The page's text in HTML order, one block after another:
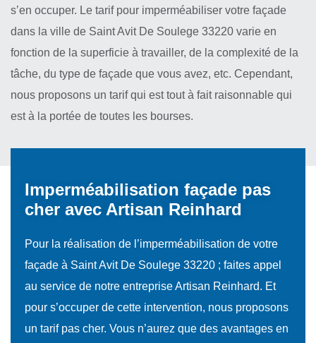
s’en occuper. Le tarif pour imperméabiliser votre façade
dans la ville de Saint Avit De Soulege 33220 varie en
fonction de la superficie à travailler, de la complexité de la
tâche, du type de façade que vous avez, etc. Cependant,
nous proposons un tarif qui est tout à fait raisonnable qui
est à la portée de toutes les bourses.
Imperméabilisation façade pas
cher avec Artisan Reinhard
Pour la réalisation de l’imperméabilisation de votre
façade à Saint Avit De Soulege 33220 ; faites appel
au service de notre entreprise Artisan Reinhard. Et
pour s’occuper de cette intervention, nous proposons
un tarif pas cher. Vous n’aurez que des avantages en